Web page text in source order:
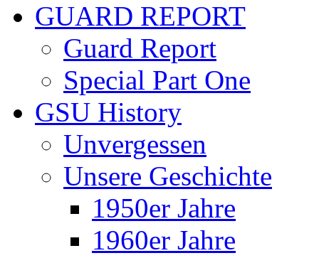
GUARD REPORT
Guard Report
Special Part One
GSU History
Unvergessen
Unsere Geschichte
1950er Jahre
1960er Jahre